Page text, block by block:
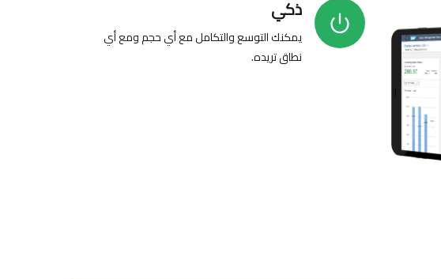
ذكي
يمكنك التوسع والتكامل مع أي حجم ومع أي
نطاق تريده.